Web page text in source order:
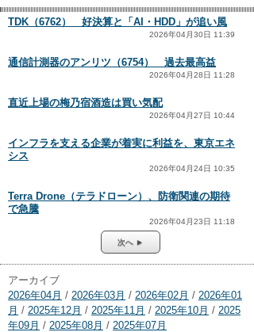
TDK（6762） 好決算と「AI・HDD」が追い風
2026年04月30日 11:39
通信計測器のアンリツ（6754） 過去最高益
2026年04月28日 11:28
直近上場の梅乃宿酒造は買い気配
2026年04月27日 10:44
インフラを支える企業が着実に利益を、東京エネ
シス
2026年04月24日 10:35
Terra Drone（テラドローン）、防衛関連の期待
で急騰
2026年04月23日 11:18
次へ ►
アーカイブ
2026年04月 / 2026年03月 / 2026年02月 / 2026年01
月 / 2025年12月 / 2025年11月 / 2025年10月 / 2025
年09月 / 2025年08月 / 2025年07月